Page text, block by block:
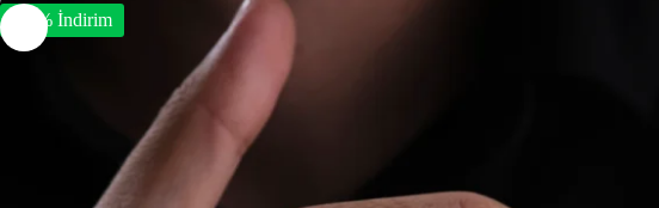
-50% İndirim